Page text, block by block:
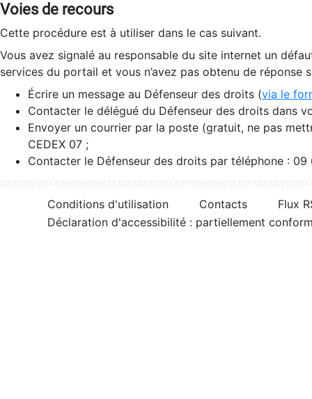
Voies de recours
Cette procédure est à utiliser dans le cas suivant.
Vous avez signalé au responsable du site internet un
services du portail et vous n’avez pas obtenu de réponse
Écrire un message au Défenseur des droits (via le
Contacter le délégué du Défenseur des droits dans
Envoyer un courrier par la poste (gratuit, ne pas
CEDEX 07 ;
Contacter le Défenseur des droits par téléphone :
Conditions d'utilisation Contacts
Flux
Déclaration d'accessibilité : partiellement